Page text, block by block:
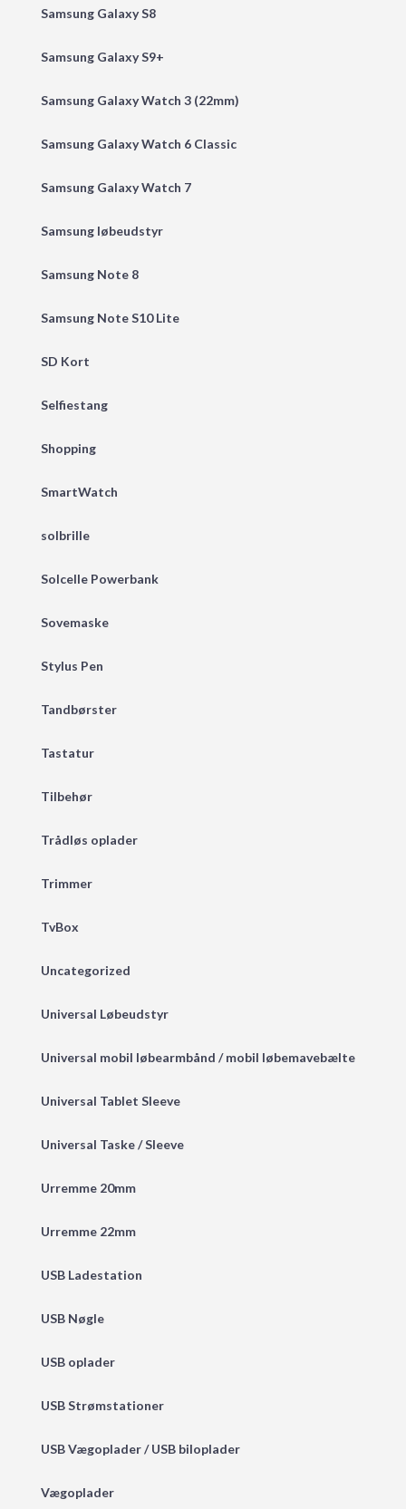
Samsung Galaxy S8
Samsung Galaxy S9+
Samsung Galaxy Watch 3 (22mm)
Samsung Galaxy Watch 6 Classic
Samsung Galaxy Watch 7
Samsung løbeudstyr
Samsung Note 8
Samsung Note S10 Lite
SD Kort
Selfiestang
Shopping
SmartWatch
solbrille
Solcelle Powerbank
Sovemaske
Stylus Pen
Tandbørster
Tastatur
Tilbehør
Trådløs oplader
Trimmer
TvBox
Uncategorized
Universal Løbeudstyr
Universal mobil løbearmbånd / mobil løbemavebælte
Universal Tablet Sleeve
Universal Taske / Sleeve
Urremme 20mm
Urremme 22mm
USB Ladestation
USB Nøgle
USB oplader
USB Strømstationer
USB Vægoplader / USB biloplader
Vægoplader